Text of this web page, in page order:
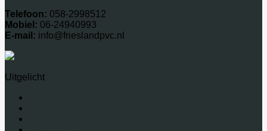
Telefoon: 058-2998512
Mobiel: 06-24940993
E-mail: info@frieslandpvc.nl
Uitgelicht